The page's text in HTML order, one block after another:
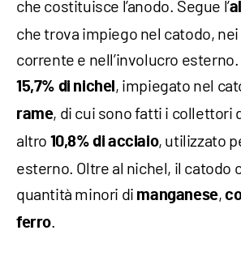
che costituisce l’anodo. Segue l’
che trova impiego nel catodo,
corrente e nell’involucro
15,7% di nichel , impiegato nel
rame, di cui sono fatti i collettori
altro 10,8% di acciaio, utilizzato
esterno. Oltre al nichel, il catodo
quantità minori di manganese,
ferro.